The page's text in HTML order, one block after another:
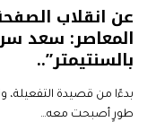
عن انقلاب
المعاصر: سعد
بالسنتيمتر”..
بدءًا من قصيدة التفعيلة،
طورٍ أصبحت معه…